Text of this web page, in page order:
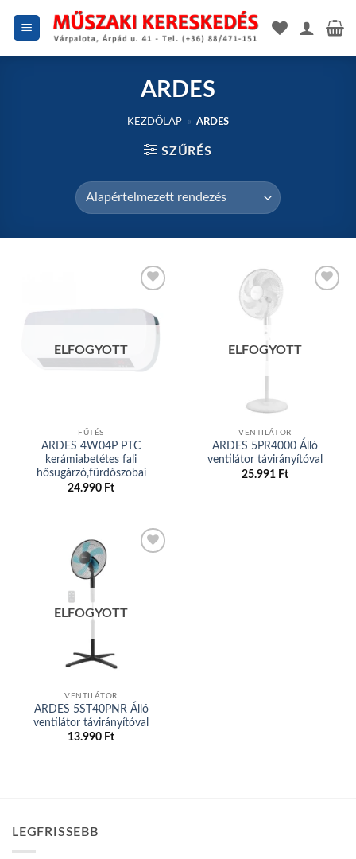
ARDES
KEZDŐLAP » ARDES
SZŰRÉS
wishlist
ELFOGYOTT
FŰTÉS
ARDES 4W04P PTC
kerámiabetétes fali
hősugárzó,fürdőszobai
24.990 Ft
ELFOGYOTT
VENTILÁTOR
ARDES 5PR4000 Álló
ventilátor távirányítóval
25.991 Ft
ELFOGYOTT
VENTILÁTOR
ARDES 5ST40PNR Álló
ventilátor távirányítóval
13.990 Ft
LEGFRISSEBB